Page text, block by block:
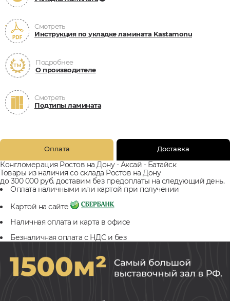
Смотреть
Инструкция по укладке ламината Kastamonu
Подробнее
О производителе
Смотреть
Подтипы ламината
Оплата Доставка
Конгломерация Ростов на Дону - Аксай - Батайск
Товары из наличия со склада Ростов на Дону
до 300 000 руб. доставим без предоплаты на следующий день.
Оплата наличными или картой при получении
Картой на сайте
Наличная оплата и карта в офисе
Безналичная оплата с НДС и без